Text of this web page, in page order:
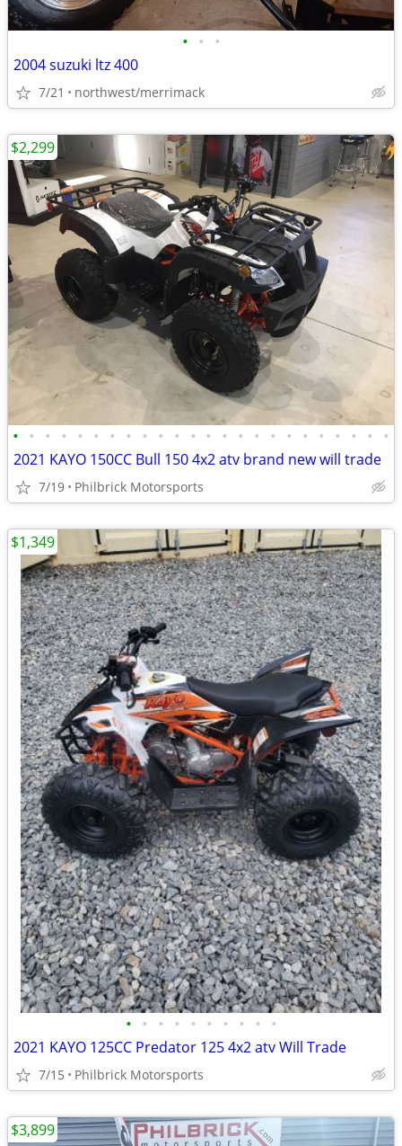
• • •
2004 suzuki ltz 400
7/21 northwest/merrimack
• • • • • • • • • • • • • • • • • • • • • • • •
2021 KAYO 150CC Bull 150 4x2 atv brand new will trade
7/19 Philbrick Motorsports
$2,299
• • • • • • • • • •
2021 KAYO 125CC Predator 125 4x2 atv Will Trade
7/15 Philbrick Motorsports
$1,349
$3,899